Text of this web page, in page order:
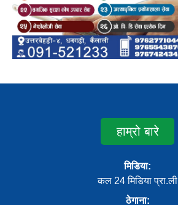
हाम्रो बारे
मिडिया:
कल 24 मिडिया प्रा.ली
ठेगाना: